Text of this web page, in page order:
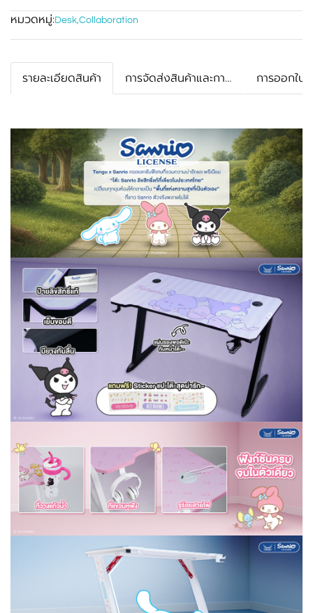
หมวดหมู่: Desk,Collaboration
รายละเอียดสินค้า การจัดส่งสินค้าและการรับประกัน การออกใบ